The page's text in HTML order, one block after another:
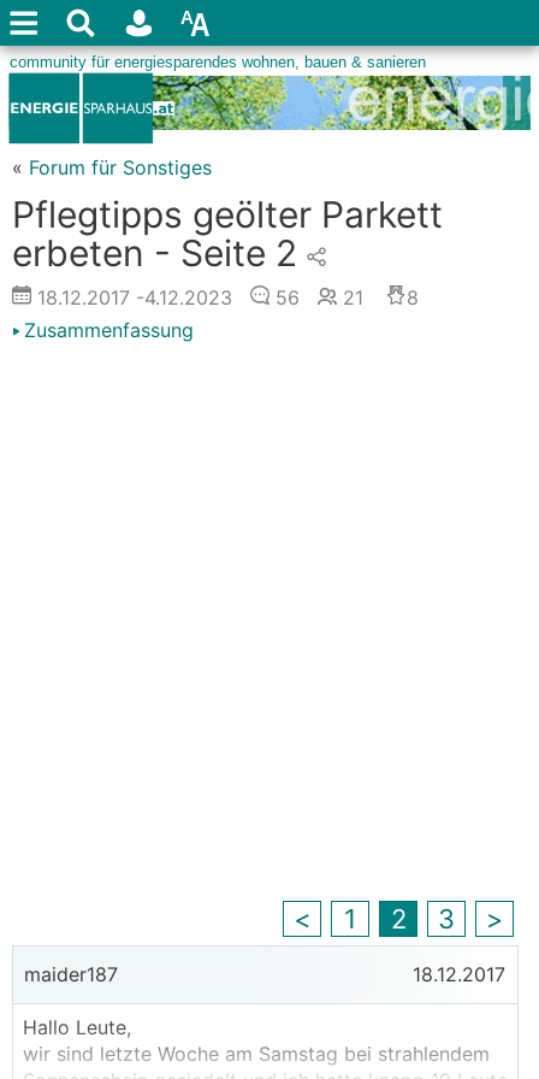
« Forum für Sonstiges
Pflegtipps geölter Parkett
erbeten - Seite 2
18.12.2017 -4.12.2023 56 21
8
Zusammenfassung
< 1 2 3 >
maider187 18.12.2017
Hallo Leute,
wir sind letzte Woche am Samstag bei strahlendem